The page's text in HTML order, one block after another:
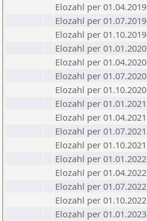
Elozahl per 01.04.2019
Elozahl per 01.07.2019
Elozahl per 01.10.2019
Elozahl per 01.01.2020
Elozahl per 01.04.2020
Elozahl per 01.07.2020
Elozahl per 01.10.2020
Elozahl per 01.01.2021
Elozahl per 01.04.2021
Elozahl per 01.07.2021
Elozahl per 01.10.2021
Elozahl per 01.01.2022
Elozahl per 01.04.2022
Elozahl per 01.07.2022
Elozahl per 01.10.2022
Elozahl per 01.01.2023